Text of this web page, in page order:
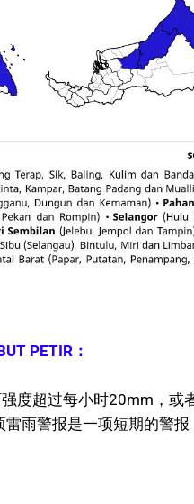
PETIR：
度超过每小时20mm，或
雨警报是一项短期的警